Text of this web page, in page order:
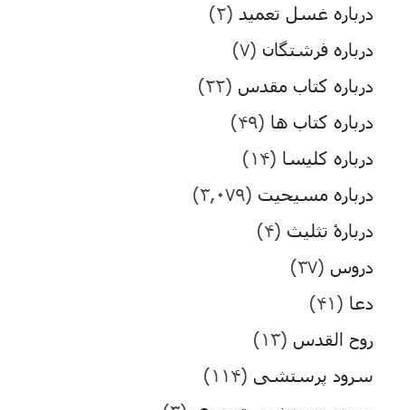
درباره غسل تعمید (۲)
درباره فرشتگان (۷)
درباره کتاب مقدس (۲۲)
درباره کتاب ها (۴۹)
درباره کلیسا (۱۴)
درباره مسیحیت (۳,۰۷۹)
دربارۀ تثلیث (۴)
دروس (۳۷)
دعا (۴۱)
روح القدس (۱۳)
سرود پرستشی (۱۱۴)